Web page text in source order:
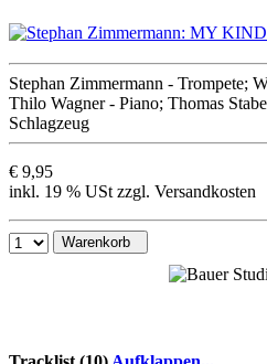
Stephan Zimmermann - Trompete;
Thilo Wagner - Piano; Thomas
Schlagzeug
€ 9,95
inkl. 19 % USt zzgl. Versandkosten
Warenkorb